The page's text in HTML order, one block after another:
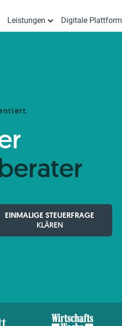
Leistungen Digitale Plattform
EINMALIGE STEUERFRAGE
KLÄREN